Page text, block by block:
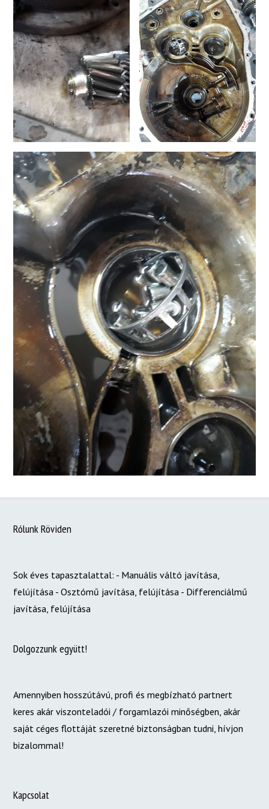
Rólunk Röviden
Sok éves tapasztalattal: - Manuális váltó javítása,
felújítása - Osztómű javítása, felújítása - Differenciálmű
javítása, felújítása
Dolgozzunk együtt!
Amennyiben hosszútávú, profi és megbízható partnert
keres akár viszonteladói / forgamlazói minőségben, akár
saját céges flottáját szeretné biztonságban tudni, hívjon
bizalommal!
Kapcsolat